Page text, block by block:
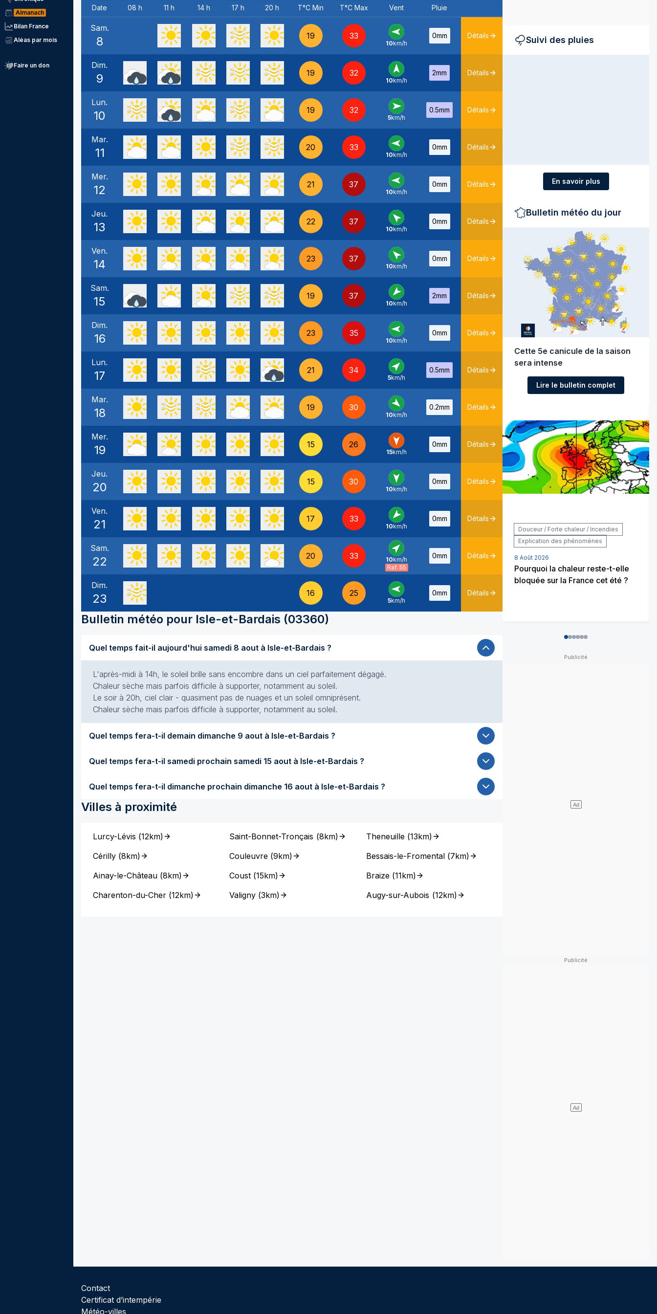
Almanach
Bilan France
Aléas par mois
Faire un don
Date 08 h 11 h 14 h 17 h 20 h T°C Min T°C Max Vent Pluie
Sam.
8 19 33
E -
10km/h
0mm Détails
Dim.
9 19 32
S -
10km/h
2mm Détails
Lun.
10 19 32
O -
5km/h
0.5mm Détails
Mar.
11 20 33
E -
10km/h
0mm Détails
Mer.
12 21 37
E -
10km/h
0mm Détails
Jeu.
13 22 37
SE -
10km/h
0mm Détails
Ven.
14 23 37
SE -
10km/h
0mm Détails
Sam.
15 19 37
NE -
10km/h
2mm Détails
Dim.
16 23 35
E -
10km/h
0mm Détails
Lun.
17 21 34
SO
5km/h
0.5mm Détails
Mar.
18 19 30
NO -
10km/h
0.2mm Détails
Mer.
19 15 26
N -
15km/h
0mm Détails
Jeu.
20 15 30
N -
10km/h
0mm Détails
Ven.
21 17 33
NE -
10km/h
0mm Détails
Sam.
22 20 33
SO -
10km/h
Raf. 55
0mm Détails
Dim.
23 16 25
E -
5km/h
0mm Détails
Bulletin météo pour Isle-et-Bardais (03360)
Quel temps fait-il aujourd'hui samedi 8 aout à Isle-et-Bardais ?
L'après-midi à 14h, le soleil brille sans encombre dans un ciel parfaitement dégagé.
Chaleur sèche mais parfois difficile à supporter, notamment au soleil.
Le soir à 20h, ciel clair - quasiment pas de nuages et un soleil omniprésent.
Chaleur sèche mais parfois difficile à supporter, notamment au soleil.
Quel temps fera-t-il demain dimanche 9 aout à Isle-et-Bardais ?
Quel temps fera-t-il samedi prochain samedi 15 aout à Isle-et-Bardais ?
Quel temps fera-t-il dimanche prochain dimanche 16 aout à Isle-et-Bardais ?
Villes à proximité
Lurcy-Lévis (12km)
Cérilly (8km)
Ainay-le-Château (8km)
Charenton-du-Cher (12km)
Saint-Bonnet-Tronçais (8km)
Couleuvre (9km)
Coust (15km)
Valigny (3km)
Theneuille(13km)
Bessais-le-Fromental(7km)
Braize(11km)
Augy-sur-Aubois (12km)
Suivi des pluies
En savoir plus
Bulletin météo du jour
Cette 5e canicule de la saison
sera intense
Lire le bulletin complet
Douceur / Forte chaleur / Incendies
Explication des phénomènes
8 Août 2026
Pourquoi la chaleur reste-t-elle
bloquée sur la France cet été ?
Contact
Certificat d’intempérie
Météo-villes